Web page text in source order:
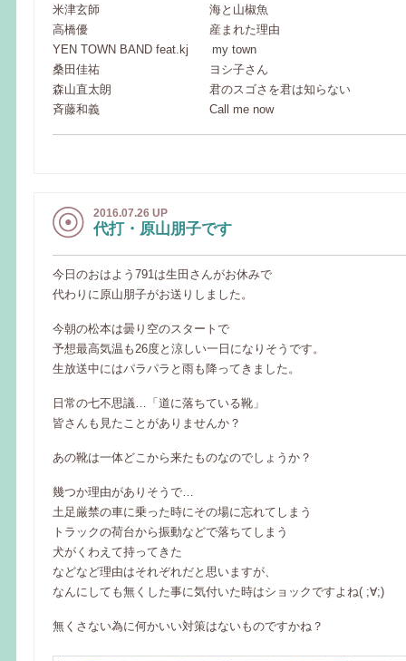
米津玄師 海と山椒魚
高橋優 産まれた理由
YEN TOWN BAND feat.kj my town
桑田佳祐 ヨシ子さん
森山直太朗 君のスゴさを君は知らない
斉藤和義 Call me now
2016.07.26 UP
代打・原山朋子です
今日のおはよう791は生田さんがお休みで
代わりに原山朋子がお送りしました。
今朝の松本は曇り空のスタートで
予想最高気温も26度と涼しい一日になりそうです。
生放送中にはパラパラと雨も降ってきました。
日常の七不思議…「道に落ちている靴」
皆さんも見たことがありませんか？
あの靴は一体どこから来たものなのでしょうか？
幾つか理由がありそうで…
土足厳禁の車に乗った時にその場に忘れてしまう
トラックの荷台から振動などで落ちてしまう
犬がくわえて持ってきた
などなど理由はそれぞれだと思いますが、
なんにしても無くした事に気付いた時はショックですよね( ;∀;)
無くさない為に何かいい対策はないものですかね？